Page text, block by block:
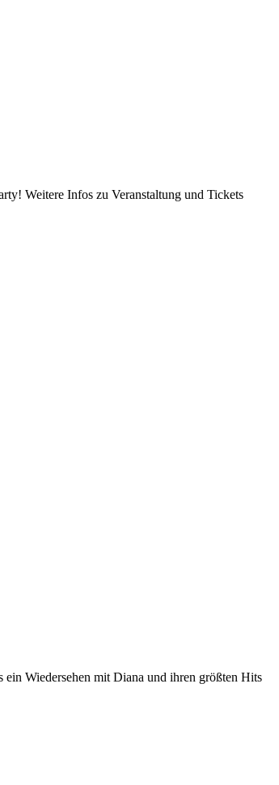
Weitere Infos zu Veranstaltung und Tickets
Wiedersehen mit Diana und ihren größten Hits